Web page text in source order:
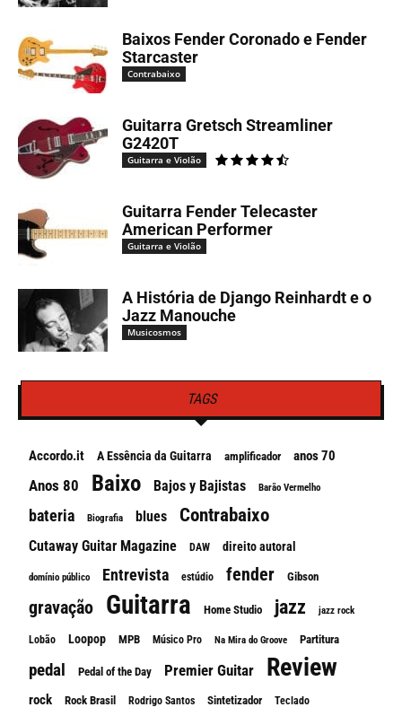
Baixos Fender Coronado e Fender
Starcaster
Contrabaixo
Guitarra Gretsch Streamliner
G2420T
Guitarra e Violão
Guitarra Fender Telecaster
American Performer
Guitarra e Violão
A História de Django Reinhardt e o
Jazz Manouche
Musicosmos
TAGS
Accordo.it A Essência da Guitarra amplificador anos 70
Anos 80 Baixo Bajos y Bajistas Barão Vermelho
bateria Biografia blues Contrabaixo
Cutaway Guitar Magazine DAW direito autoral
domínio público Entrevista estúdio fender Gibson
gravação Guitarra Home Studio jazz jazz rock
Lobão Loopop MPB Músico Pro Na Mira do Groove Partitura
pedal Pedal of the Day Premier Guitar Review
rock Rock Brasil Rodrigo Santos Sintetizador Teclado